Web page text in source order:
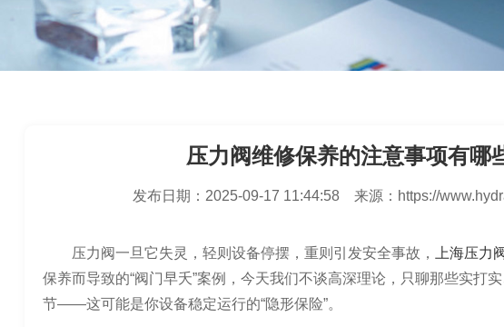
压力阀维修保养的注意事项有哪
发布日期： 2025-09-17 11:44:58 来源： https://
压力阀一旦它失灵，轻则设备停摆，重则引发安全事故， 上海压力
保养而导致的“阀门早夭”案例，今天我们不谈高深理论，只聊那些实打
节——这可能是你设备稳定运行的“隐形保险”。